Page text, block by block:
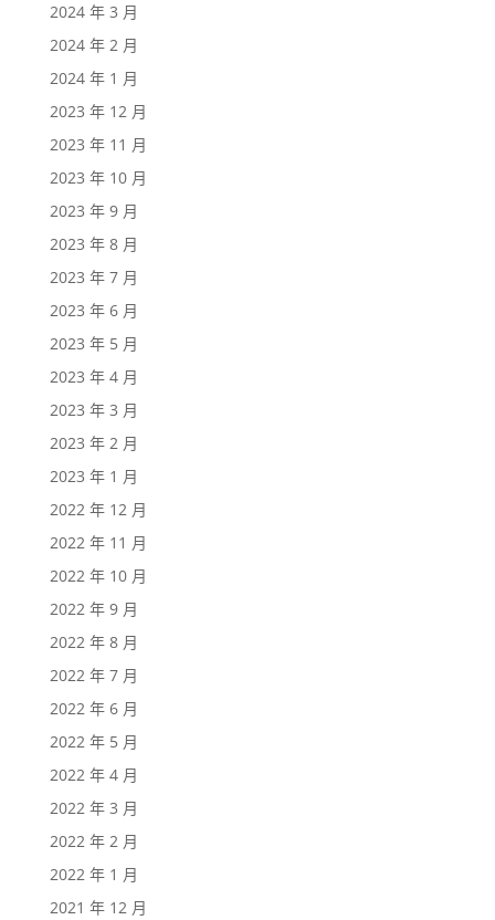
2024 年 3 月
2024 年 2 月
2024 年 1 月
2023 年 12 月
2023 年 11 月
2023 年 10 月
2023 年 9 月
2023 年 8 月
2023 年 7 月
2023 年 6 月
2023 年 5 月
2023 年 4 月
2023 年 3 月
2023 年 2 月
2023 年 1 月
2022 年 12 月
2022 年 11 月
2022 年 10 月
2022 年 9 月
2022 年 8 月
2022 年 7 月
2022 年 6 月
2022 年 5 月
2022 年 4 月
2022 年 3 月
2022 年 2 月
2022 年 1 月
2021 年 12 月